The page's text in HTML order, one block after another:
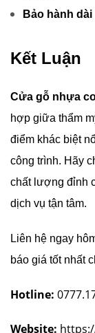
Bảo hành dài
Kết Luận
Cửa gỗ nhựa
hợp giữa thẩm
điểm khác biệt
công trình. Hãy
chất lượng đỉnh
dịch vụ tận tâm.
Liên hệ ngay
báo giá tốt nhất
Hotline:
Website: